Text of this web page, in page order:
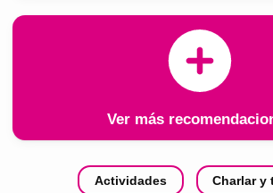
Ver más
Actividades Charlar y